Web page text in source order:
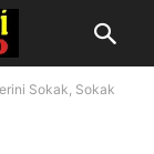
Sokak, Sokak